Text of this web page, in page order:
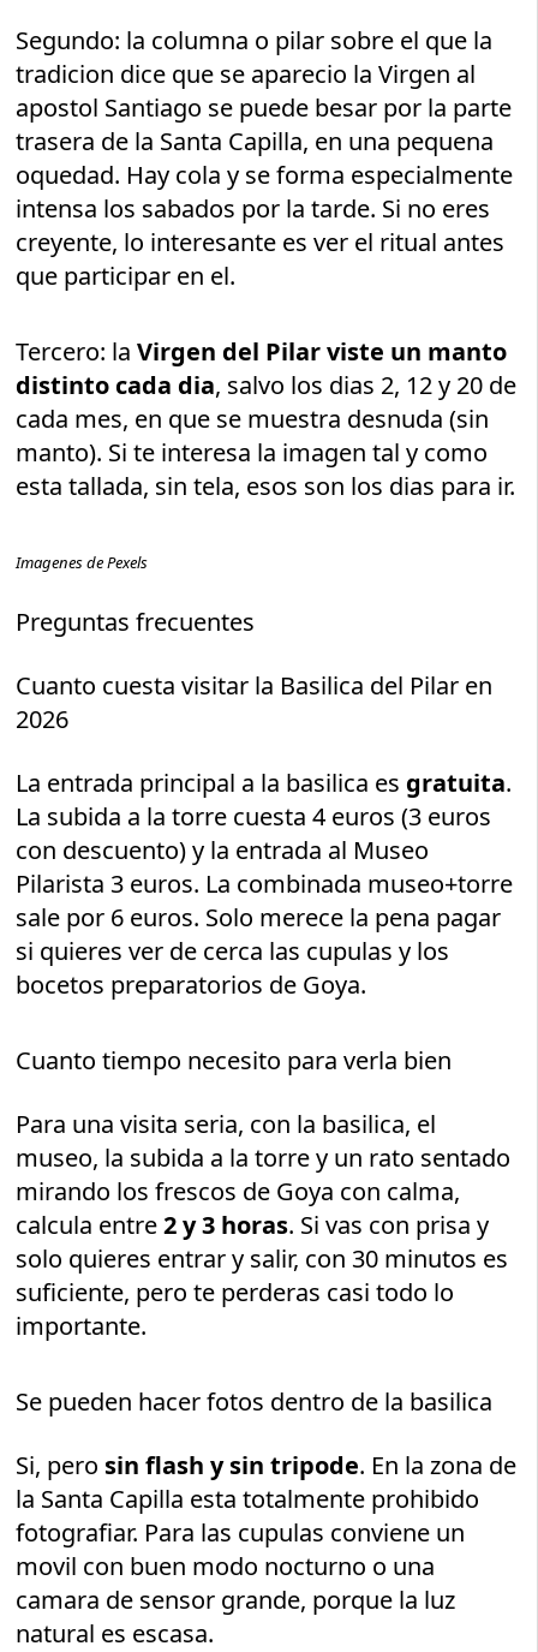
Segundo: la columna o pilar sobre el que la
tradicion dice que se aparecio la Virgen al
apostol Santiago se puede besar por la parte
trasera de la Santa Capilla, en una pequena
oquedad. Hay cola y se forma especialmente
intensa los sabados por la tarde. Si no eres
creyente, lo interesante es ver el ritual antes
que participar en el.
Tercero: laVirgen del Pilar viste un manto
distinto cada dia, salvo los dias 2, 12 y 20 de
cada mes, en que se muestra desnuda (sin
manto). Si te interesa la imagen tal y como
esta tallada, sin tela, esos son los dias para ir.
Imagenes de Pexels
Preguntas frecuentes
Cuanto cuesta visitar la Basilica del Pilar en
2026
La entrada principal a la basilica es gratuita.
La subida a la torre cuesta 4 euros (3 euros
con descuento) y la entrada al Museo
Pilarista 3 euros. La combinada museo+torre
sale por 6 euros. Solo merece la pena pagar
si quieres ver de cerca las cupulas y los
bocetos preparatorios de Goya.
Cuanto tiempo necesito para verla bien
Para una visita seria, con la basilica, el
museo, la subida a la torre y un rato sentado
mirando los frescos de Goya con calma,
calcula entre2 y 3 horas. Si vas con prisa y
solo quieres entrar y salir, con 30 minutos es
suficiente, pero te perderas casi todo lo
importante.
Se pueden hacer fotos dentro de la basilica
Si, pero sin flash y sin tripode. En la zona de
la Santa Capilla esta totalmente prohibido
fotografiar. Para las cupulas conviene un
movil con buen modo nocturno o una
camara de sensor grande, porque la luz
natural es escasa.